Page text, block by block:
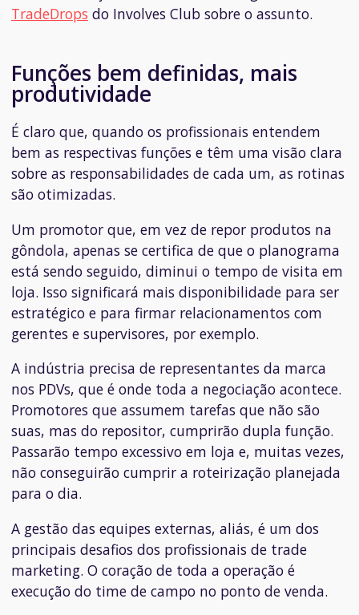
TradeDrops do Involves Club sobre o assunto.
Funções bem definidas, mais
produtividade
É claro que, quando os profissionais entendem
bem as respectivas funções e têm uma visão clara
sobre as responsabilidades de cada um, as rotinas
são otimizadas.
Um promotor que, em vez de repor produtos na
gôndola, apenas se certifica de que o planograma
está sendo seguido, diminui o tempo de visita em
loja. Isso significará mais disponibilidade para ser
estratégico e para firmar relacionamentos com
gerentes e supervisores, por exemplo.
A indústria precisa de representantes da marca
nos PDVs, que é onde toda a negociação acontece.
Promotores que assumem tarefas que não são
suas, mas do repositor, cumprirão dupla função.
Passarão tempo excessivo em loja e, muitas vezes,
não conseguirão cumprir a roteirização planejada
para o dia.
A gestão das equipes externas, aliás, é um dos
principais desafios dos profissionais de trade
marketing. O coração de toda a operação é
execução do time de campo no ponto de venda.